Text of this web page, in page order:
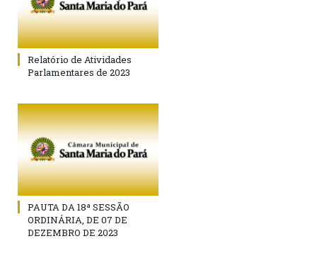
Relatório de Atividades
Parlamentares de 2023
PAUTA DA 18ª SESSÃO
ORDINÁRIA, DE 07 DE
DEZEMBRO DE 2023